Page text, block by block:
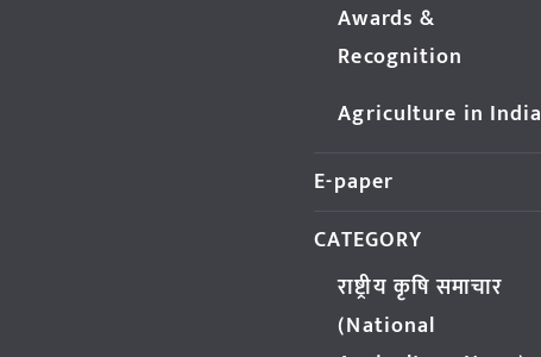
Awards &
Recognition
Agriculture in India
E-paper
CATEGORY
राष्ट्रीय कृषि समाचार
(National